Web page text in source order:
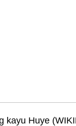
kayu Huye